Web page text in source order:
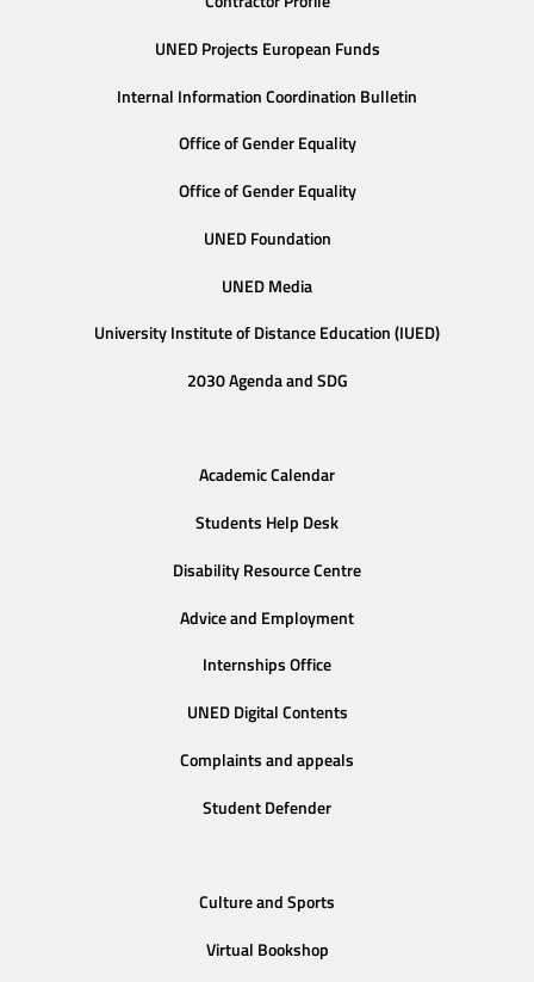
UNED Projects European Funds
Internal Information Coordination Bulletin
Office of Gender Equality
Office of Gender Equality
UNED Foundation
UNED Media
University Institute of Distance Education (IUED)
2030 Agenda and SDG
Academic Calendar
Students Help Desk
Disability Resource Centre
Advice and Employment
Internships Office
UNED Digital Contents
Complaints and appeals
Student Defender
Culture and Sports
Virtual Bookshop